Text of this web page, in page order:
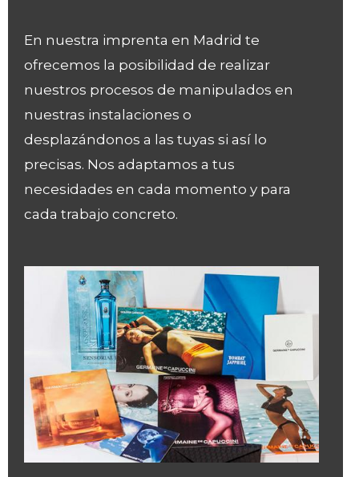
En nuestra imprenta en Madrid te
ofrecemos la posibilidad de realizar
nuestros procesos de manipulados en
nuestras instalaciones o
desplazándonos a las tuyas si así lo
precisas. Nos adaptamos a tus
necesidades en cada momento y para
cada trabajo concreto.